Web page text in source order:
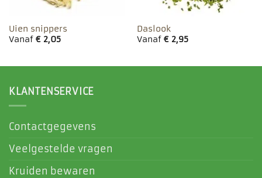
Uien snippers
Vanaf €2,05
Daslook
Vanaf €2,95
KLANTENSERVICE
Contactgegevens
Veelgestelde vragen
Kruiden bewaren